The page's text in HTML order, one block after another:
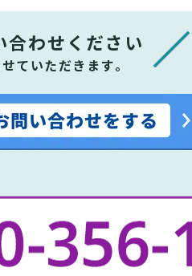
合わせください
ていただきます。